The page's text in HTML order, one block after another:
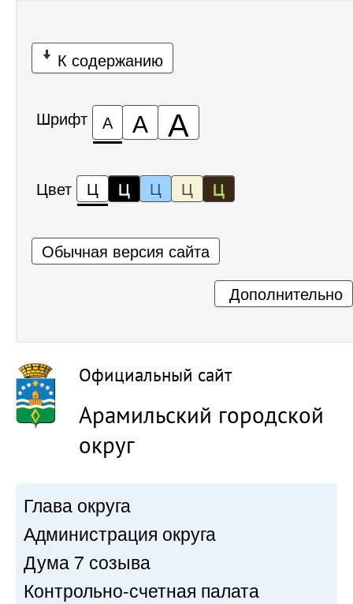
К содержанию
Шрифт А А А
Цвет Ц Ц Ц Ц Ц
Обычная версия сайта
Дополнительно
Официальный сайт
Арамильский городской
округ
Глава округа
Администрация округа
Дума 7 созыва
Контрольно-счетная палата